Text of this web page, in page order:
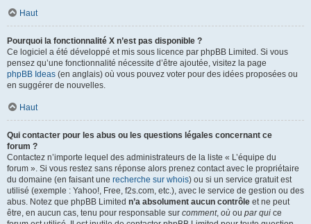
Haut
Pourquoi la fonctionnalité X n’est pas disponible ?
Ce logiciel a été développé et mis sous licence par phpBB Limited. Si vous
pensez qu’une fonctionnalité nécessite d’être ajoutée, visitez la page
phpBB Ideas (en anglais) où vous pouvez voter pour des idées proposées ou
en suggérer de nouvelles.
Haut
Qui contacter pour les abus ou les questions légales concernant ce
forum ?
Contactez n’importe lequel des administrateurs de la liste « L’équipe du
forum ». Si vous restez sans réponse alors prenez contact avec le propriétaire
du domaine (en faisant une recherche sur whois) ou si un service gratuit est
utilisé (exemple : Yahoo!, Free, f2s.com, etc.), avec le service de gestion ou des
abus. Notez que phpBB Limited n’a absolument aucun contrôle et ne peut
être, en aucun cas, tenu pour responsable sur comment, où ou par qui ce